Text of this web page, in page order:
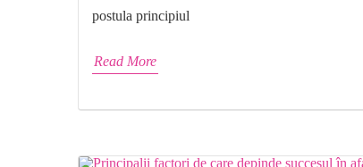
postula principiul
Read More